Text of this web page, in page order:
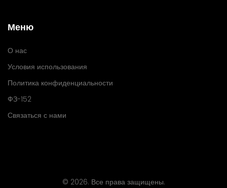
Меню
О нас
Условия использования
Политика конфиденциальности
ФЗ-152
Связаться с нами
© 2026. Все права защищены.